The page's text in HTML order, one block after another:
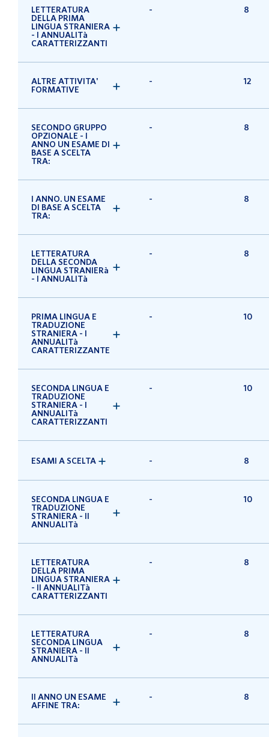
LETTERATURA
DELLA PRIMA
LINGUA STRANIERA
- I ANNUALITà
CARATTERIZZANTI
- 8
ALTRE ATTIVITA'
FORMATIVE
- 12
SECONDO GRUPPO
OPZIONALE - I
ANNO UN ESAME DI
BASE A SCELTA
TRA:
- 8
I ANNO. UN ESAME
DI BASE A SCELTA
TRA:
- 8
LETTERATURA
DELLA SECONDA
LINGUA STRANIERà
- I ANNUALITà
- 8
PRIMA LINGUA E
TRADUZIONE
STRANIERA - I
ANNUALITà
CARATTERIZZANTE
- 10
SECONDA LINGUA E
TRADUZIONE
STRANIERA - I
ANNUALITà
CARATTERIZZANTI
- 10
ESAMI A SCELTA - 8
SECONDA LINGUA E
TRADUZIONE
STRANIERA - II
ANNUALITà
- 10
LETTERATURA
DELLA PRIMA
LINGUA STRANIERA
- II ANNUALITà
CARATTERIZZANTI
- 8
LETTERATURA
SECONDA LINGUA
STRANIERA - II
ANNUALITà
- 8
II ANNO UN ESAME
AFFINE TRA:
- 8